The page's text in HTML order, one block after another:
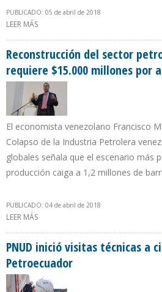
PUBLICADO: 05 de abril de 2018
LEER MÁS
Reconstrucción del sector
requiere $15.000 millones por
El economista venezolano Francisco
Colapso de la Industria Petrolera
globales señala que el escenario más
producción caiga a 1,2 millones de
PUBLICADO: 04 de abril de 2018
LEER MÁS
PNUD inició visitas técnicas a
Petroecuador